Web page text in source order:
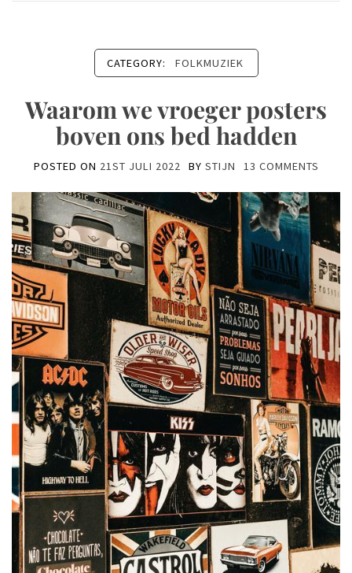
CATEGORY: FOLKMUZIEK
Waarom we vroeger posters
boven ons bed hadden
POSTED ON 21ST JULI 2022 BY STIJN 13 COMMENTS